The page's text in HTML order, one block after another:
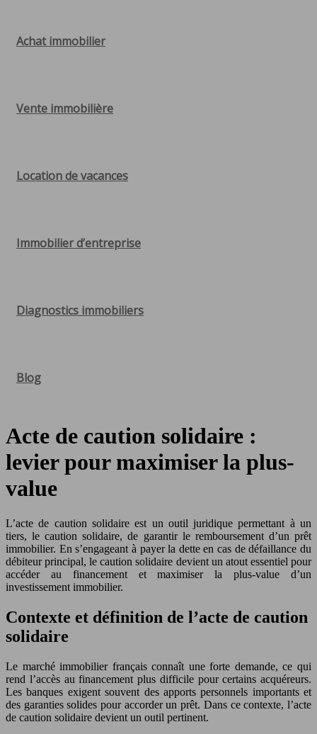
Achat immobilier
Vente immobilière
Location de vacances
Immobilier d’entreprise
Diagnostics immobiliers
Blog
Acte de caution solidaire :
levier pour maximiser la plus-
value
L’acte de caution solidaire est un outil juridique permettant à un
tiers, le caution solidaire, de garantir le remboursement d’un prêt
immobilier. En s’engageant à payer la dette en cas de défaillance du
débiteur principal, le caution solidaire devient un atout essentiel pour
accéder au financement et maximiser la plus-value d’un
investissement immobilier.
Contexte et définition de l’acte de caution
solidaire
Le marché immobilier français connaît une forte demande, ce qui
rend l’accès au financement plus difficile pour certains acquéreurs.
Les banques exigent souvent des apports personnels importants et
des garanties solides pour accorder un prêt. Dans ce contexte, l’acte
de caution solidaire devient un outil pertinent.